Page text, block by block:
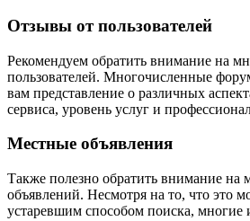
Отзывы от пользователей
Рекомендуем обратить внимание на
пользователей. Многочисленные
вам представление о различных
сервиса, уровень услуг и
Местные объявления
Также полезно обратить внимание на
объявлений. Несмотря на то, что это
устаревшим способом поиска, многие